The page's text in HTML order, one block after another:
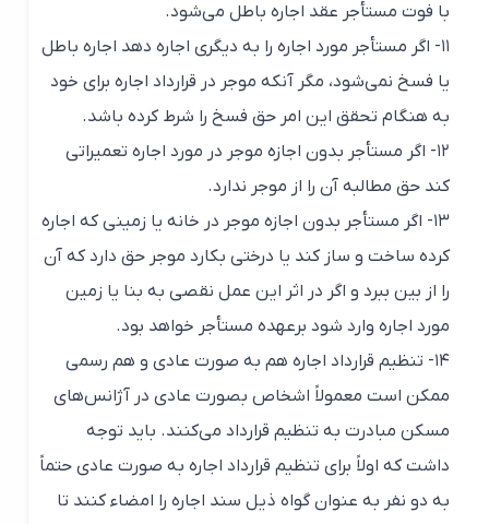
با فوت مستأجر عقد اجاره باطل می‌شود.
۱۱- اگر مستأجر مورد اجاره را به دیگری اجاره دهد اجاره باطل
یا فسخ نمی‌شود، مگر آنکه موجر در قرارداد اجاره برای خود
به هنگام تحقق این امر حق فسخ را شرط کرده باشد.
۱۲- اگر مستأجر بدون اجازه موجر در مورد اجاره تعمیراتی
کند حق مطالبه آن را از موجر ندارد.
۱۳- اگر مستأجر بدون اجازه موجر در خانه یا زمینی که اجاره
کرده ساخت و ساز کند یا درختی بکارد موجر حق دارد که آن
را از بین ببرد و اگر در اثر این عمل نقصی به بنا یا زمین
مورد اجاره وارد شود برعهده مستأجر خواهد بود.
۱۴- تنظیم قرارداد اجاره هم به صورت عادی و هم رسمی
ممکن است معمولاً اشخاص بصورت عادی در آژانس‌های
مسکن مبادرت به تنظیم قرارداد می‌کنند. باید توجه
داشت که اولاً برای تنظیم قرارداد اجاره به صورت عادی حتماً
به دو نفر به عنوان گواه ذیل سند اجاره را امضاء کنند تا